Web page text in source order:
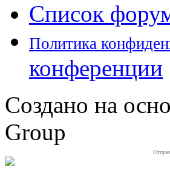
Список
Политика
конференции
Создано на
Group